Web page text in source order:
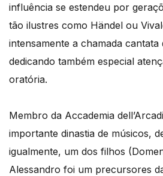
influência se estendeu por
tão ilustres como Händel ou
intensamente a chamada cantata
dedicando também especial
oratória.
Membro da Accademia
importante dinastia de músicos,
igualmente, um dos filhos
Alessandro foi um precursores